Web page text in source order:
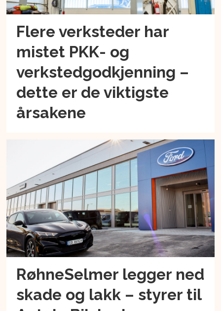
Flere verksteder har
mistet PKK- og
verkstedgodkjenning –
dette er de viktigste
årsakene
RøhneSelmer legger ned
skade og lakk – styrer til